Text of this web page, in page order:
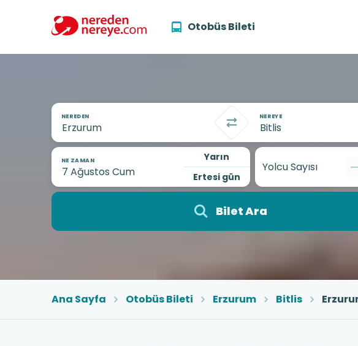
Otobüs Bileti
NEREDEN NEREYE
NE ZAMAN
Yarın
Ertesi gün
Yolcu Sayısı
Bilet Ara
Ana Sayfa Otobüs Bileti Erzurum Bitlis